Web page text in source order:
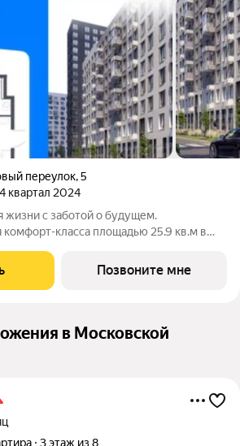
переулок,5
квартал 2024
жизни с заботой о будущем.
комфорт-класса площадью 25.9 кв.м в
на выбор: может быть
В
Позвоните мне
в Московской
3 этаж из 8